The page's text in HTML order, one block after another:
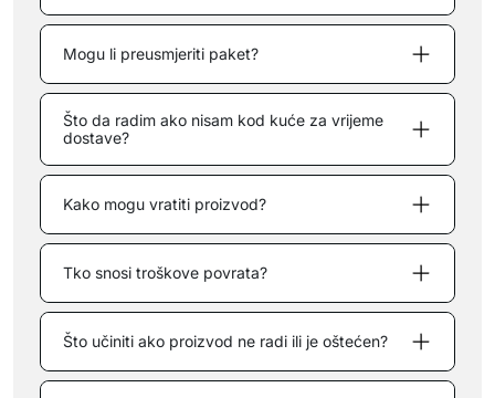
Mogu li preusmjeriti paket?
Što da radim ako nisam kod kuće za vrijeme
dostave?
Kako mogu vratiti proizvod?
Tko snosi troškove povrata?
Što učiniti ako proizvod ne radi ili je oštećen?